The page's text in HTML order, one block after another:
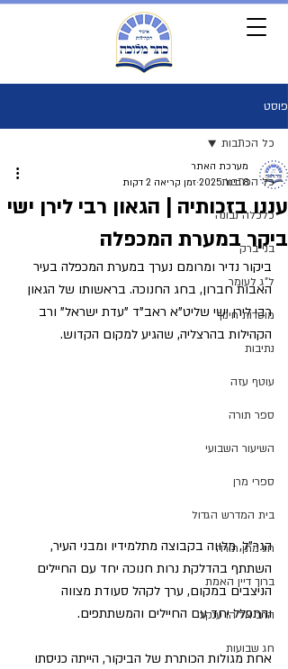
פוסט
כל הכתבות
כלכלה נבונה
בני ברק
ל"ג לעומר
מוסדות חינוך
נתיבות
עוטף עזה
ספר תורה
השיעור השבועי
ספרי מרן
בית המדרש הגדול
חג מתן תורה
ברוך דיין האמת
הרב אליהו ענקרי
חג שבועות
כל הכתבות
עננו בזכותיה | הגאון רבי לירן ישי
ביקר במערת המכפלה
מערכת האתר
8 בינו׳ 2025
זמן קריאה 2 דקות
ביקור נדיר ומרומם נערך במערת המכפלה בעיר
האבות חברון, בחג החנוכה. בראשותו של הגאון
רבי לירן ישי שליט"א ראב"ד "עדת ישראל" ורב
הקהילות בהרצליה, שהגיע למקום הקדוש.
הגר"ל, מלווה בקבוצה מתלמידיו ומבני העיר,
השתתף בהדלקת נרות חנוכה יחד עם החיילים
הניצבים במקום, ערך לקהל סעודת מצווה
והתפלל יחד עם החיילים והמשתתפים.
אחת מגולות הכותרת של הביקור, הייתה כניסתו